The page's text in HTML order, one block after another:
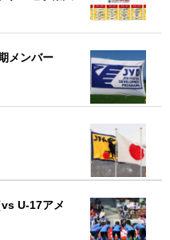
メンバー
U-17アメ